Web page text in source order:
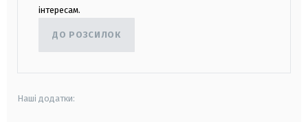
інтересам.
ДО РОЗСИЛОК
Наші додатки: